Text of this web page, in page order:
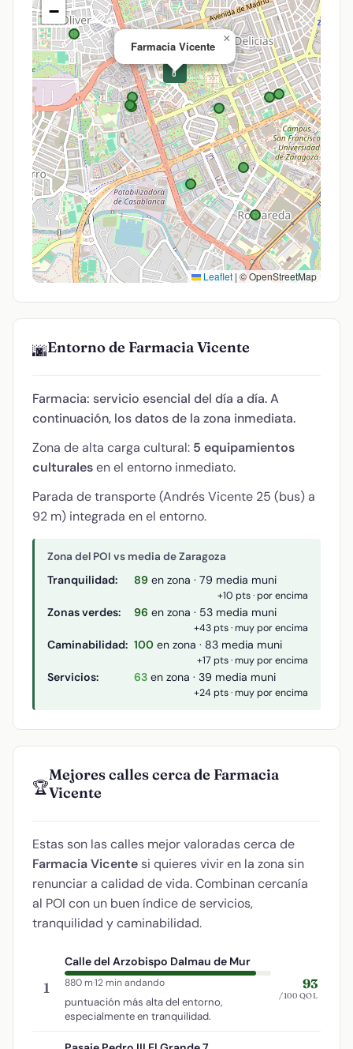
💊
Farmacia Vicente
×
−
Leaflet | © OpenStreetMap
🌆Entorno de Farmacia Vicente
Farmacia: servicio esencial del día a día. A
continuación, los datos de la zona inmediata.
Zona de alta carga cultural: 5 equipamientos
culturalesen el entorno inmediato.
Parada de transporte (Andrés Vicente 25 (bus) a
92 m) integrada en el entorno.
Zona del POI vs media de Zaragoza
Tranquilidad: 89 en zona · 79 media muni
+10 pts · por encima
Zonas verdes: 96 en zona · 53 media muni
+43 pts · muy por encima
Caminabilidad: 100 en zona · 83 media muni
+17 pts · muy por encima
Servicios: 63 en zona · 39 media muni
+24 pts · muy por encima
🏆
Mejores calles cerca de Farmacia
Vicente
Estas son las calles mejor valoradas cerca de
Farmacia Vicente si quieres vivir en la zona sin
renunciar a calidad de vida. Combinan cercanía
al POI con un buen índice de servicios,
tranquilidad y caminabilidad.
1
Calle del Arzobispo Dalmau de Mur
880 m·12 min andando
puntuación más alta del entorno,
especialmente en tranquilidad.
93
/100 QOL